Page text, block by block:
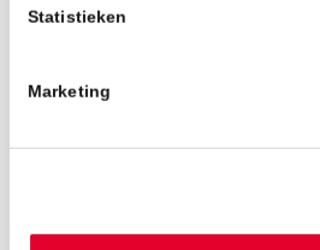
Statistieken
Marketing